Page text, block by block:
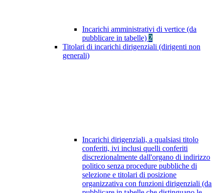
Incarichi amministrativi di vertice (da
pubblicare in tabelle) 2
Titolari di incarichi dirigenziali (dirigenti non
generali)
Incarichi dirigenziali, a qualsiasi titolo
conferiti, ivi inclusi quelli conferiti
discrezionalmente dall'organo di indirizzo
politico senza procedure pubbliche di
selezione e titolari di posizione
organizzativa con funzioni dirigenziali (da